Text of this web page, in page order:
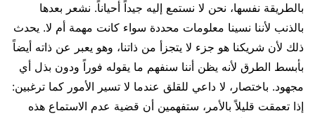
بالطريقة نفسها، نحن لا نستمع إليه جيداً أحياناً. نشعر بعدها
بالذنب لأننا نسينا معلومات محددة سواء كانت مهمة أم لا. يحدث
ذلك لأن شريكنا هو جزء لا يتجزأ من ذاتنا، وهو يعبر عن ذاته أيضاً
بأبسط الطرق لأنه يظن أننا سنفهم ما يقوله فوراً ودون بذل أي
مجهود. باختصار، لا داعي للقلق عندما لا تسير الأمور كما ترغبين:
إذا تعمقت قليلاً بالأمر، ستفهمين أن قضية عدم الاستماع هذه